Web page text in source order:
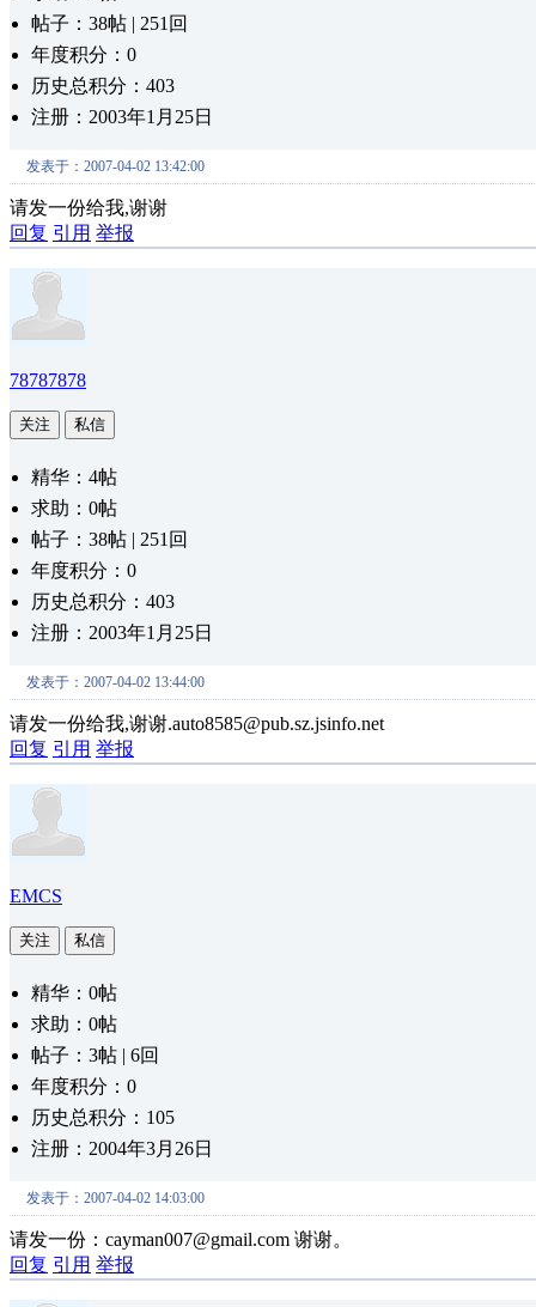
帖子：38帖 | 251回
年度积分：0
历史总积分：403
注册：2003年1月25日
发表于：2007-04-02 13:42:00
请发一份给我,谢谢
回复 引用 举报
78787878
关注 私信
精华：4帖
求助：0帖
帖子：38帖 | 251回
年度积分：0
历史总积分：403
注册：2003年1月25日
发表于：2007-04-02 13:44:00
请发一份给我,谢谢.auto8585@pub.sz.jsinfo.net
回复 引用 举报
EMCS
关注 私信
精华：0帖
求助：0帖
帖子：3帖 | 6回
年度积分：0
历史总积分：105
注册：2004年3月26日
发表于：2007-04-02 14:03:00
请发一份：cayman007@gmail.com 谢谢。
回复 引用 举报